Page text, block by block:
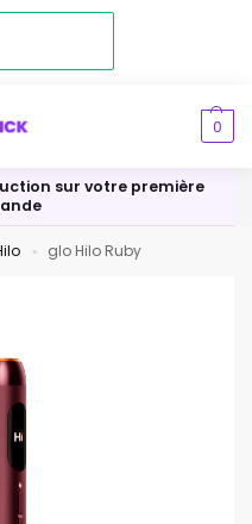
0
sur votre première
» glo Hilo Ruby